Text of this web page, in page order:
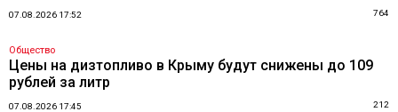
07.08.2026 17:52 764
Общество
Цены на дизтопливо в Крыму будут снижены до 109
рублей за литр
07.08.2026 17:45 212